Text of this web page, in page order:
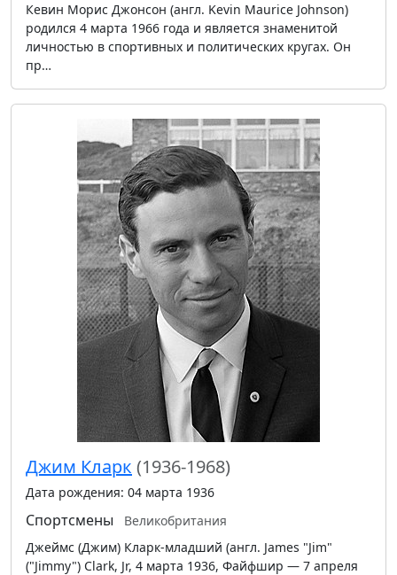
Кевин Морис Джонсон (англ. Kevin Maurice Johnson)
родился 4 марта 1966 года и является знаменитой
личностью в спортивных и политических кругах. Он
пр…
Джим Кларк (1936-1968)
Дата рождения: 04 марта 1936
Спортсмены
Великобритания
Джеймс (Джим) Кларк-младший (англ. James "Jim"
("Jimmy") Clark, Jr, 4 марта 1936, Файфшир — 7 апреля